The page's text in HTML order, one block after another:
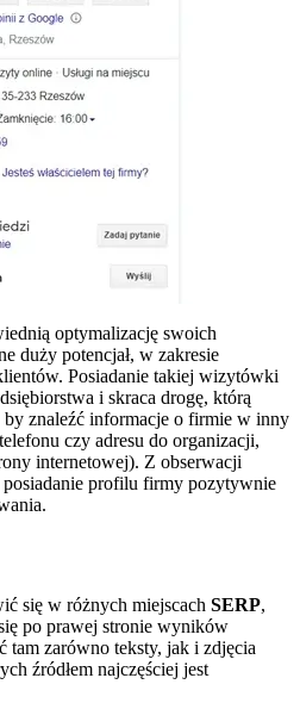
optymalizację swoich
duży potencjał, w zakresie
Posiadanie takiej wizytówki
i skraca drogę, którą
znaleźć informacje o firmie w inny
czy adresu do organizacji,
internetowej). Z obserwacji
profilu firmy pozytywnie
się w różnych miejscach SERP,
po prawej stronie wyników
tam zarówno teksty, jak i zdjęcia
źródłem najczęściej jest